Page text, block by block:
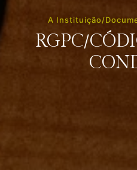
A Instituição/
RGPC/